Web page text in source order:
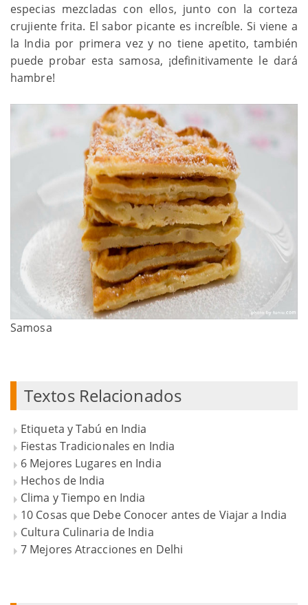
especias mezcladas con ellos, junto con la corteza
crujiente frita. El sabor picante es increíble. Si viene a
la India por primera vez y no tiene apetito, también
puede probar esta samosa, ¡definitivamente le dará
hambre!
Samosa
Textos Relacionados
Etiqueta y Tabú en India
Fiestas Tradicionales en India
6 Mejores Lugares en India
Hechos de India
Clima y Tiempo en India
10 Cosas que Debe Conocer antes de Viajar a India
Cultura Culinaria de India
7 Mejores Atracciones en Delhi